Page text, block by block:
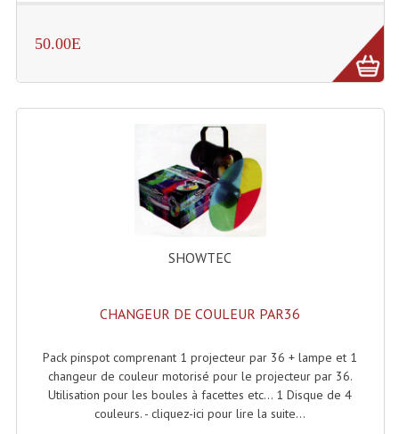
50.00E
SHOWTEC
CHANGEUR DE COULEUR PAR36
Pack pinspot comprenant 1 projecteur par 36 + lampe et 1
changeur de couleur motorisé pour le projecteur par 36.
Utilisation pour les boules à facettes etc... 1 Disque de 4
couleurs. - cliquez-ici pour lire la suite...